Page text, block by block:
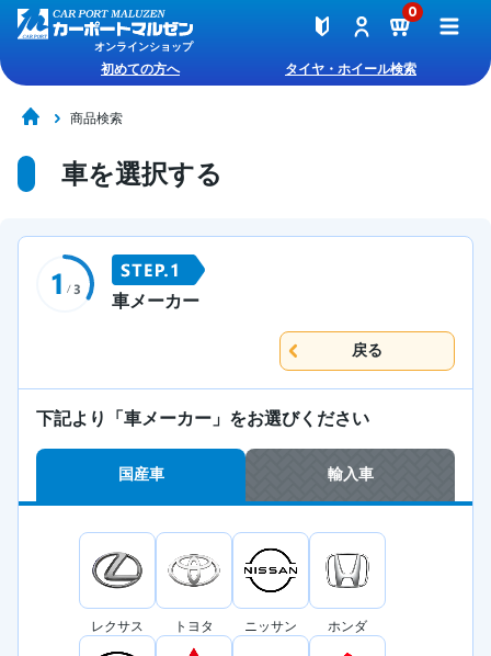
オンラインショップ
0
初めての方へ タイヤ・ホイール検索
商品検索
車を選択する
車メーカー
戻る
下記より「車メーカー」をお選びください
国産車 輸入車
レクサス トヨタ ニッサン ホンダ